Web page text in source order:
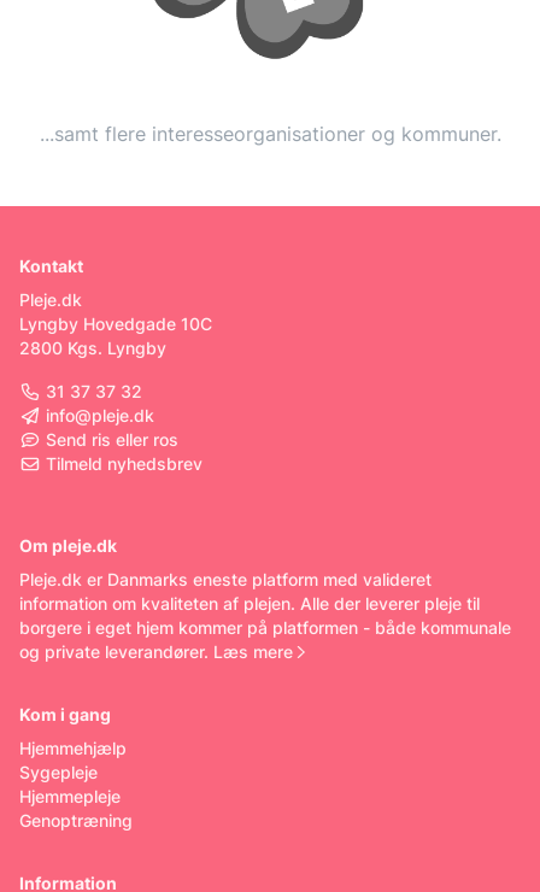
...samt flere interesseorganisationer og kommuner.
Kontakt
Pleje.dk
Lyngby Hovedgade 10C
2800 Kgs. Lyngby
31 37 37 32
info@pleje.dk
Send ris eller ros
Tilmeld nyhedsbrev
Om pleje.dk
Pleje.dk er Danmarks eneste platform med valideret
information om kvaliteten af plejen. Alle der leverer pleje til
borgere i eget hjem kommer på platformen - både kommunale
og private leverandører. Læs mere
Kom i gang
Hjemmehjælp
Sygepleje
Hjemmepleje
Genoptræning
Information